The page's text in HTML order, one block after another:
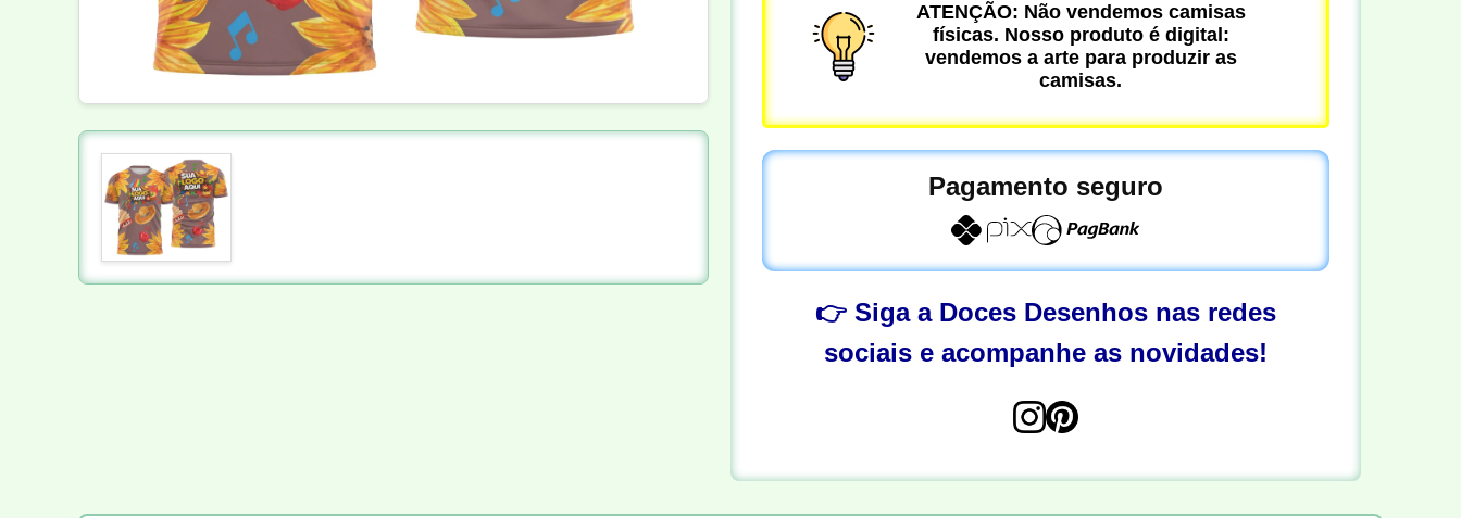
ATENÇÃO: Não vendemos camisas
físicas. Nosso produto é digital:
vendemos a arte para produzir as
camisas.
Pagamento seguro
👉 Siga a Doces Desenhos nas redes
sociais e acompanhe as novidades!